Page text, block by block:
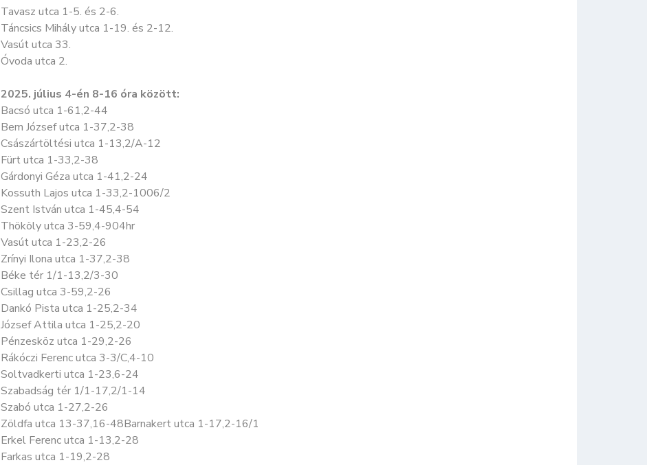
Tavasz utca 1-5. és 2-6.
Táncsics Mihály utca 1-19. és 2-12.
Vasút utca 33.
Óvoda utca 2.
2025. július 4-én 8-16 óra között:
Bacsó utca 1-61,2-44
Bem József utca 1-37,2-38
Császártöltési utca 1-13,2/A-12
Fürt utca 1-33,2-38
Gárdonyi Géza utca 1-41,2-24
Kossuth Lajos utca 1-33,2-1006/2
Szent István utca 1-45,4-54
Thököly utca 3-59,4-904hr
Vasút utca 1-23,2-26
Zrínyi Ilona utca 1-37,2-38
Béke tér 1/1-13,2/3-30
Csillag utca 3-59,2-26
Dankó Pista utca 1-25,2-34
József Attila utca 1-25,2-20
Pénzesköz utca 1-29,2-26
Rákóczi Ferenc utca 3-3/C,4-10
Soltvadkerti utca 1-23,6-24
Szabadság tér 1/1-17,2/1-14
Szabó utca 1-27,2-26
Zöldfa utca 13-37,16-48Barnakert utca 1-17,2-16/1
Erkel Ferenc utca 1-13,2-28
Farkas utca 1-19,2-28